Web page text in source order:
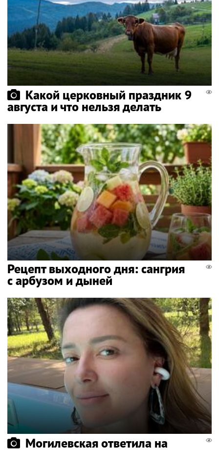
Какой церковный праздник 9
августа и что нельзя делать
Рецепт выходного дня: сангрия
с арбузом и дыней
Могилевская ответила на